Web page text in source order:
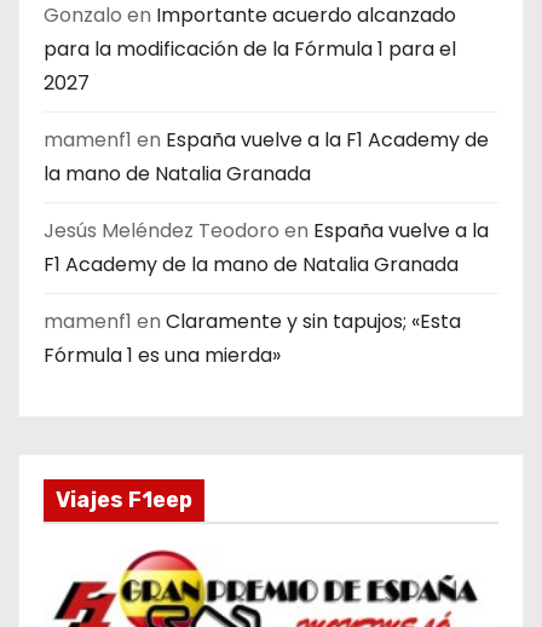
Gonzalo en Importante acuerdo alcanzado
para la modificación de la Fórmula 1 para el
2027
mamenf1 en España vuelve a la F1 Academy de
la mano de Natalia Granada
Jesús Meléndez Teodoro en España vuelve a la
F1 Academy de la mano de Natalia Granada
mamenf1 en Claramente y sin tapujos; «Esta
Fórmula 1 es una mierda»
Viajes F1eep